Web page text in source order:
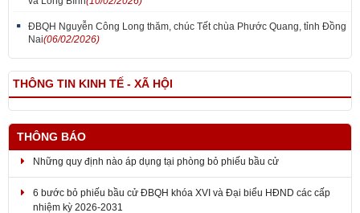
ĐBQH Nguyễn Công Long thăm, chúc Tết chùa Phước Quang, tỉnh Đồng
Nai(06/02/2026)
THÔNG TIN KINH TẾ - XÃ HỘI
THÔNG BÁO
Những quy định nào áp dụng tại phòng bỏ phiếu bầu cử
6 bước bỏ phiếu bầu cử ĐBQH khóa XVI và Đại biểu HĐND các cấp
nhiệm kỳ 2026-2031